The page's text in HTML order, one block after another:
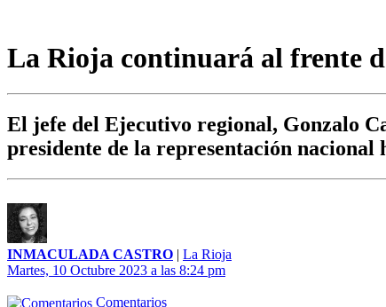
La Rioja continuará al frente
El jefe del Ejecutivo regional, Gonzalo
presidente de la representación nacional
INMACULADA CASTRO | La Rioja
Martes, 10 Octubre 2023 a las 8:24 pm
Comentarios